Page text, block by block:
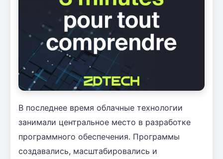
В последнее время облачные технологии
занимали центральное место в разработке
программного обеспечения. Программы
создавались, масштабировались и